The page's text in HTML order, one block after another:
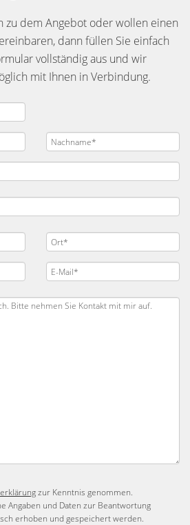
zu dem Angebot oder wollen einen
dann füllen Sie einfach
vollständig aus und wir
mit Ihnen in Verbindung.
zur Kenntnis genommen.
Angaben und Daten zur Beantwortung
erhoben und gespeichert werden.